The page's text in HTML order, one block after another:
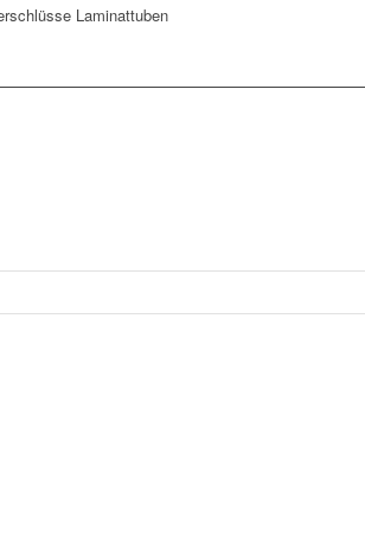
Laminattuben